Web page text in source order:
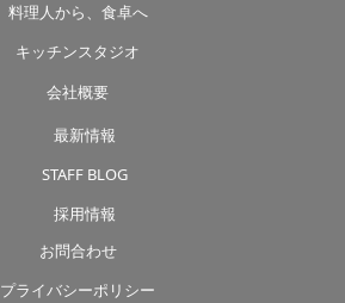
料理人から、食卓へ
キッチンスタジオ
会社概要
最新情報
STAFF BLOG
採用情報
お問合わせ
プライバシーポリシー